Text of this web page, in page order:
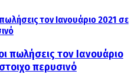
πωλήσεις τον Ιανουάριο
περυσινό